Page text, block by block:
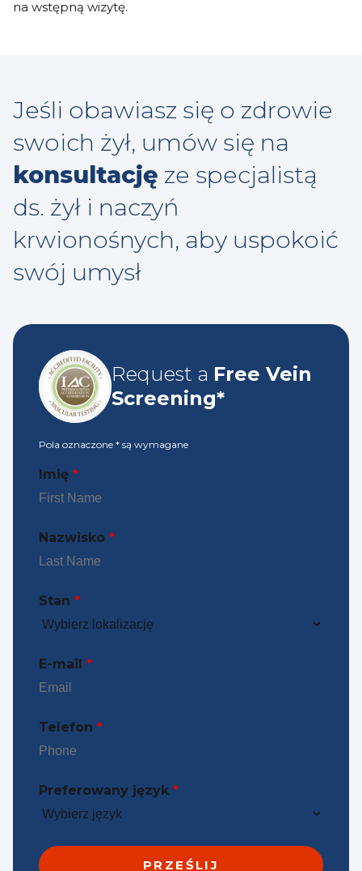
na wstępną wizytę.
Jeśli obawiasz się o zdrowie
swoich żył, umów się na
konsultację ze specjalistą
ds. żył i naczyń
krwionośnych, aby uspokoić
swój umysł
Request a Free Vein
Screening*
Pola oznaczone * są wymagane
Imię *
Nazwisko *
Stan *
E-mail *
Telefon *
Preferowany język *